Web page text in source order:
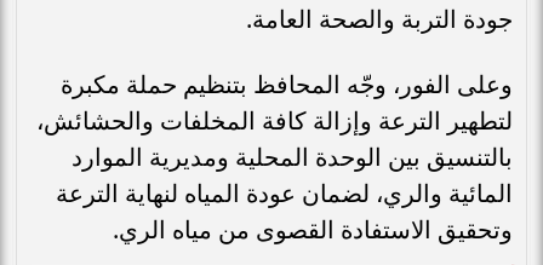
جودة التربة والصحة العامة.
وعلى الفور، وجّه المحافظ بتنظيم حملة مكبرة
لتطهير الترعة وإزالة كافة المخلفات والحشائش،
بالتنسيق بين الوحدة المحلية ومديرية الموارد
المائية والري، لضمان عودة المياه لنهاية الترعة
وتحقيق الاستفادة القصوى من مياه الري.